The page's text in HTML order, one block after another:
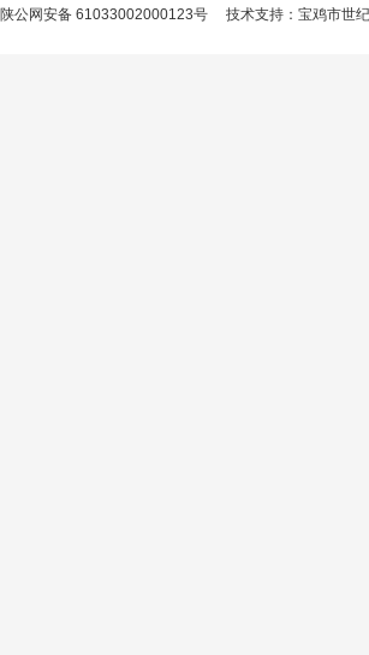
陕公网安备 61033002000123号 技术支持 ： 宝鸡市世